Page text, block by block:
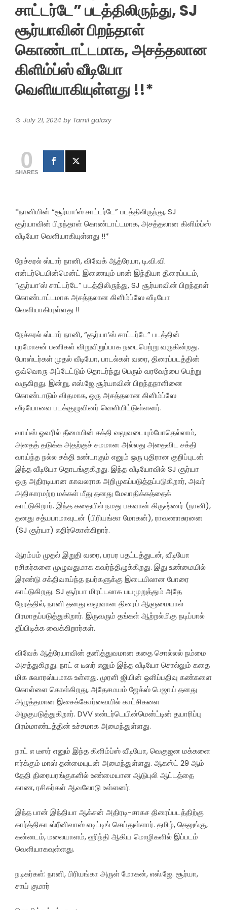
சாட்டர்டே” படத்திலிருந்து, SJ
சூர்யாவின் பிறந்தாள்
கொண்டாட்டமாக, அசத்தலான
கிளிம்ப்ஸ் வீடியோ
வெளியாகியுள்ளது !!*
July 21, 2024 by Tamil galaxy
0
SHARES
*நானியின் “சூர்யா’ஸ் சாட்டர்டே” படத்திலிருந்து, SJ
சூர்யாவின் பிறந்தாள் கொண்டாட்டமாக, அசத்தலான கிளிம்ப்ஸ்
வீடியோ வெளியாகியுள்ளது !!*
நேச்சுரல் ஸ்டார் நானி, விவேக் ஆத்ரேயா, டி.வி.வி
என்டர்டெயின்மென்ட் இணையும் பான் இந்தியா திரைப்படம்,
“சூர்யா’ஸ் சாட்டர்டே” படத்திலிருந்து, SJ சூர்யாவின் பிறந்தாள்
கொண்டாட்டமாக அசத்தலான கிளிம்ப்ஸே வீடியோ
வெளியாகியுள்ளது !!
நேச்சுரல் ஸ்டார் நானி, “சூர்யா’ஸ் சாட்டர்டே” படத்தின்
புரமோசன் பணிகள் விறுவிறுப்பாக நடைபெற்று வருகின்றது.
போஸ்டர்கள் முதல் வீடியோ, பாடல்கள் வரை, திரைப்படத்தின்
ஒவ்வொரு அப்டேட்டும் தொடர்ந்து பெரும் வரவேற்பை பெற்று
வருகிறது. இன்று, எஸ்.ஜே.சூர்யாவின் பிறந்தநாளினை
கொண்டாடும் விதமாக, ஒரு அசத்தலான கிளிம்ப்ஸே
வீடியோவை படக்குழுவினர் வெளியிட்டுள்ளனர்.
வாய்ஸ் ஓவரில் தீமையின் சக்தி வலுவடையும்போதெல்லாம்,
அதைத் தடுக்க அதற்குச் சமமான அல்லது அதைவிட சக்தி
வாய்ந்த நல்ல சக்தி உண்டாகும் எனும் ஒரு புதிரான குறிப்புடன்
இந்த வீடியோ தொடங்குகிறது. இந்த வீடியோவில் SJ சூர்யா
ஒரு அதிரடியான காவலராக அறிமுகப்படுத்தப்படுகிறார், அவர்
அதிகாரமற்ற மக்கள் மீது தனது மேலாதிக்கத்தைக்
காட்டுகிறார். இந்த கதையில் நமது பகவான் கிருஷ்ணர் (நானி),
தனது சத்யபாமாவுடன் (பிரியங்கா மோகன்), ராவணாசுரனை
(SJ சூர்யா) எதிர்கொள்கிறார்.
ஆரம்பம் முதல் இறுதி வரை, பரபர பதட்டத்துடன், வீடியோ
ரசிகர்களை முழுவதுமாக கவர்ந்திழுக்கிறது. இது உண்மையில்
இரண்டு சக்திவாய்ந்த நபர்களுக்கு இடையிலான போரை
காட்டுகிறது. SJ சூர்யா மிரட்டலாக பயமுறுத்தும் அதே
நேரத்தில், நானி தனது வலுவான திரைப் ஆளுமையால்
பிரமாதப்படுத்துகிறார். இருவரும் தங்கள் ஆற்றல்மிகு நடிப்பால்
தீப்பிடிக்க வைக்கிறார்கள்.
விவேக் ஆத்ரேயாவின் தனித்துவமான கதை சொல்லல் நம்மை
அசத்துகிறது. நாட் எ டீஸர் எனும் இந்த வீடியோ சொல்லும் கதை
மிக சுவாரஸ்யமாக உள்ளது. முரளி ஜியின் ஒளிப்பதிவு கண்களை
கொள்ளை கொள்கிறது, அதேசமயம் ஜேக்ஸ் பெஜாய் தனது
அழுத்தமான இசைக்கோர்வையில் காட்சிகளை
அழகுபடுத்துகிறார். DVV என்டர்டெயின்மென்ட்டின் தயாரிப்பு
பிரம்மாண்டத்தின் உச்சமாக அமைந்துள்ளது.
நாட் எ டீஸர் எனும் இந்த கிளிம்ப்ஸ் வீடியோ, வெகுஜன மக்களை
ஈர்க்கும் மாஸ் தன்மையுடன் அமைந்துள்ளது. ஆகஸ்ட் 29 ஆம்
தேதி திரையரங்குகளில் உண்மையான ஆடுபுலி ஆட்டத்தை
காண, ரசிகர்கள் ஆவலோடு உள்ளனர்.
இந்த பான் இந்தியா ஆக்சன் அதிரடி-சாகச திரைப்படத்திற்கு
கார்த்திகா ஸ்ரீனிவாஸ் எடிட்டிங் செய்துள்ளார். தமிழ், தெலுங்கு,
கன்னடம், மலையாளம், ஹிந்தி ஆகிய மொழிகளில் இப்படம்
வெளியாகவுள்ளது.
நடிகர்கள்: நானி, பிரியங்கா அருள் மோகன், எஸ்.ஜே. சூர்யா,
சாய் குமார்